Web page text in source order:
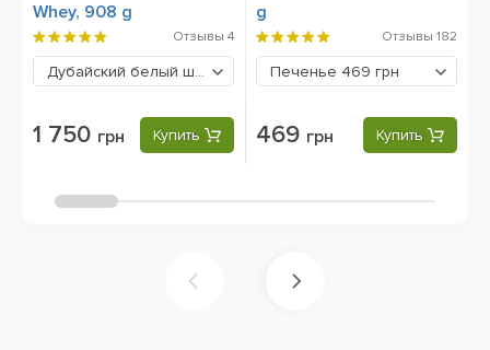
Whey, 908 g
Отзывы 4
Дубайский белый шоколад 1750 грн
1 750 грн Купить
g
Отзывы 182
Печенье 469 грн
469 грн Купить